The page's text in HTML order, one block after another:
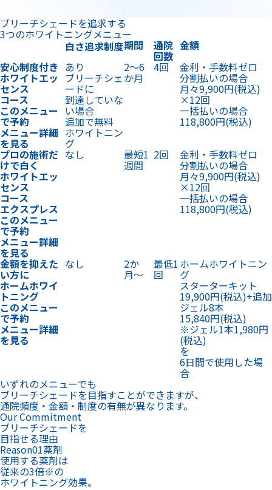
ブリーチシェードを追求する
3つのホワイトニングメニュー
白さ追求制度期間 通院
回数
金額
安心制度付き
ホワイトエッ
センス
コース
このメニュー
で予約
メニュー詳細
を見る
あり
ブリーチシェ
ードに
到達していな
い場合
追加で無料
ホワイトニン
グ
2〜6
か月
4回 金利・手数料ゼロ
分割払いの場合
月々9,900円(税込)
×12回
一括払いの場合
118,800円(税込)
プロの施術だ
けで白く
ホワイトエッ
センス
コース
エクスプレス
このメニュー
で予約
メニュー詳細
を見る
なし 最短1
週間
2回 金利・手数料ゼロ
分割払いの場合
月々9,900円(税込)
×12回
一括払いの場合
118,800円(税込)
金額を抑えた
い方に
ホームホワイ
トニング
このメニュー
で予約
メニュー詳細
を見る
なし 2か
月〜
最低1
回
ホームホワイトニン
グ
スターターキット
19,900円(税込)+追加
ジェル8本
15,840円(税込)
※ジェル1本1,980円
(税込)
を
6日間で使用した場
合
いずれのメニューでも
ブリーチシェードを目指すことができますが、
通院頻度・金額・制度の有無が異なります。
Our Commitment
ブリーチシェードを
目指せる理由
Reason01薬剤
使用する薬剤は
従来の3倍※の
ホワイトニング効果。